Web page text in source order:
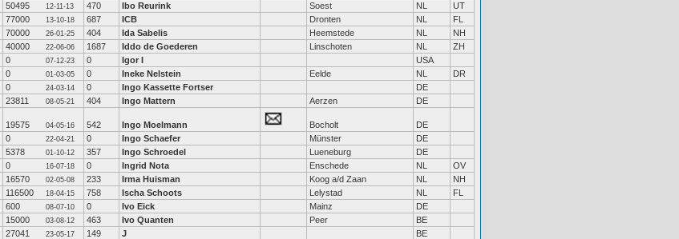
50495 12-11-13 470 Ibo Reurink Soest NL
UT
77000 13-10-18 687 ICB Dronten NL
FL
70000 26-01-25 404 Ida Sabelis Heemstede NL
NH
40000 22-06-06 1687 Iddo de Goederen Linschoten NL
ZH
0 07-12-23 0 Igor I
USA
0 01-03-05 0 Ineke Nelstein Eelde NL
DR
0 24-03-14 0 Ingo Kassette Fortser
DE
23811 08-05-21 404 Ingo Mattern Aerzen DE
19575 04-05-16 542 Ingo Moelmann Bocholt
DE
0 22-04-21 0 Ingo Schaefer Münster
DE
5378 01-10-12 357 Ingo Schroedel Lueneburg
DE
0 16-07-18 0 Ingrid Nota Enschede NL
OV
16570 02-05-08 233 Irma Huisman Koog a/d Zaan NL
NH
116500 18-04-15 758 Ischa Schoots Lelystad NL
FL
600 08-07-10 0 Ivo Eick Mainz
DE
15000 03-08-12 463 Ivo Quanten Peer
BE
27041 23-05-17 149 J
BE